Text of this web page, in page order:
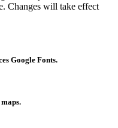
Changes will take effect
Google Fonts.